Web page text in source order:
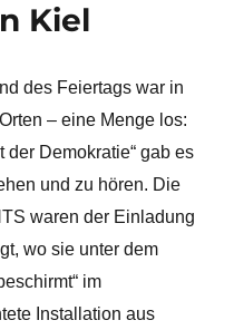
Kiel
des Feiertags war in
– eine Menge los:
der Demokratie“ gab es
und zu hören. Die
waren der Einladung
wo sie unter dem
im
Installation aus